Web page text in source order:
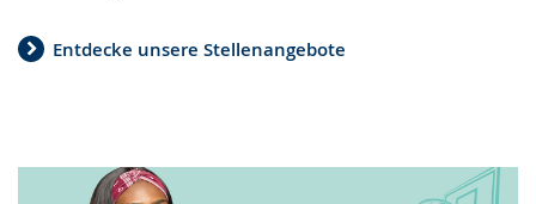
Entdecke unsere Stellenangebote